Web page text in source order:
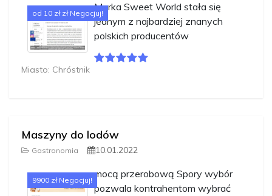
od 10 zł zł Negocjuj!
Marka Sweet World stała się
jednym z najbardziej znanych
polskich producentów
Miasto: Chróstnik
Maszyny do lodów
Gastronomia 10.01.2022
9900 zł Negocjuj!
mocą przerobową Spory wybór
pozwala kontrahentom wybrać